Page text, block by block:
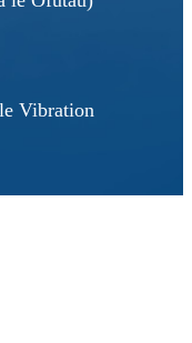
Vibration